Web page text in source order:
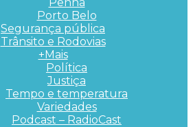
Porto Belo
Segurança pública
Trânsito e Rodovias
+Mais
Política
Justiça
Tempo e temperatura
Variedades
Podcast – RadioCast